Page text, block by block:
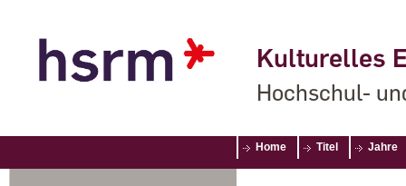
Kulturelles
Hochschul-
Home Titel Jahre